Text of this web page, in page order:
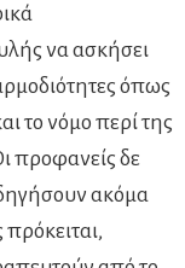
να ασκήσει
όπως
το νόμο περί της
προφανείς δε
ακόμα